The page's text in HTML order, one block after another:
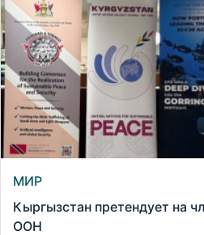
МИР
Кыргызстан претендует на
ООН